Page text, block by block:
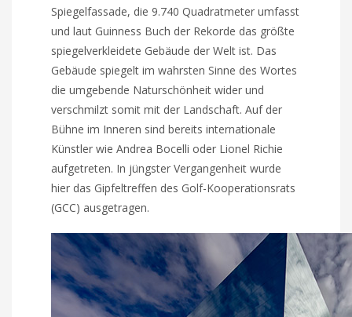
Spiegelfassade, die 9.740 Quadratmeter umfasst
und laut Guinness Buch der Rekorde das größte
spiegelverkleidete Gebäude der Welt ist. Das
Gebäude spiegelt im wahrsten Sinne des Wortes
die umgebende Naturschönheit wider und
verschmilzt somit mit der Landschaft. Auf der
Bühne im Inneren sind bereits internationale
Künstler wie Andrea Bocelli oder Lionel Richie
aufgetreten. In jüngster Vergangenheit wurde
hier das Gipfeltreffen des Golf-Kooperationsrats
(GCC) ausgetragen.